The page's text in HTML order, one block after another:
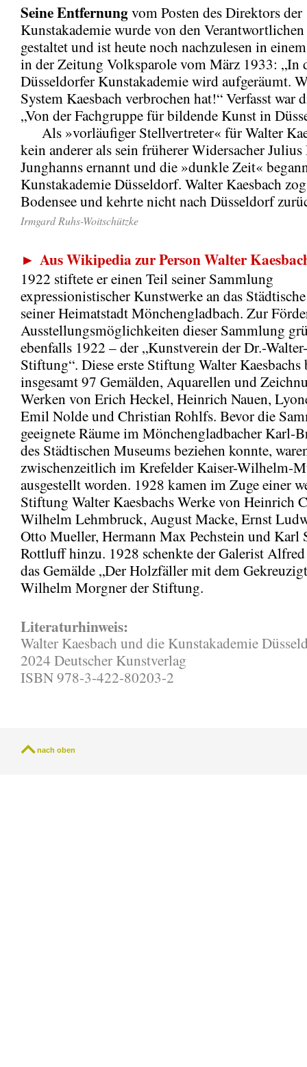
Seine Entfernungvom Posten des Direktors der
Kunstakademie wurde von den
gestaltet und ist heute noch nachzulesen in
in der Zeitung Volksparole vom März 1933: „In
Düsseldorfer Kunstakademie wird aufgeräumt.
System Kaesbach verbrochen hat!“ Verfasst war
„Von der Fachgruppe für bildende Kunst in
Als »vorläufiger Stellvertreter« für Walter
kein anderer als sein früherer Widersacher Julius
Junghanns ernannt und die »dunkle Zeit«
Kunstakademie Düsseldorf. Walter Kaesbach
Bodensee und kehrte nicht nach Düsseldorf
Irmgard Ruhs-Woitschützke
► Aus Wikipedia zur Person Walter
1922 stiftete er einen Teil seiner Sammlung
expressionistischer Kunstwerke an das
seiner Heimatstadt Mönchengladbach. Zur
Ausstellungsmöglichkeiten dieser Sammlung
ebenfalls 1922 – der „Kunstverein der Dr.-
Stiftung“. Diese erste Stiftung Walter Kaesbachs
insgesamt 97 Gemälden, Aquarellen und
Werken von Erich Heckel, Heinrich Nauen,
Emil Nolde und Christian Rohlfs. Bevor die
geeignete Räume im Mönchengladbacher Karl-
des Städtischen Museums beziehen konnte,
zwischenzeitlich im Krefelder Kaiser-Wilhelm-
ausgestellt worden. 1928 kamen im Zuge einer
Stiftung Walter Kaesbachs Werke von Heinrich
Wilhelm Lehmbruck, August Macke, Ernst
Otto Mueller, Hermann Max Pechstein und Karl
Rottluff hinzu. 1928 schenkte der Galerist
das Gemälde „Der Holzfäller mit dem
Wilhelm Morgner der Stiftung.
Literaturhinweis:
Walter Kaesbach und die Kunstakademie
2024 Deutscher Kunstverlag
ISBN 978-3-422-80203-2
nach oben